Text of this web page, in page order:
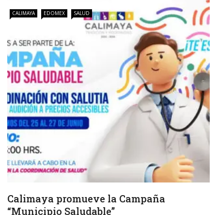
CALIMAYA EDOMEX SALUD
Calimaya promueve la Campaña
“Municipio Saludable”